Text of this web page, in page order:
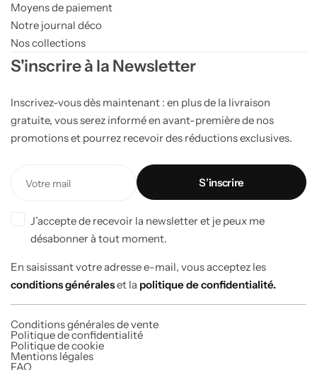
Moyens de paiement
Notre journal déco
Nos collections
S'inscrire à la Newsletter
Inscrivez-vous dès maintenant : en plus de la livraison
gratuite, vous serez informé en avant-première de nos
promotions et pourrez recevoir des réductions exclusives.
J’accepte de recevoir la newsletter et je peux me
désabonner à tout moment.
En saisissant votre adresse e-mail, vous acceptez les
conditions généraleset la politique de confidentialité.
Conditions générales de vente
Politique de confidentialité
Politique de cookie
Mentions légales
FAQ